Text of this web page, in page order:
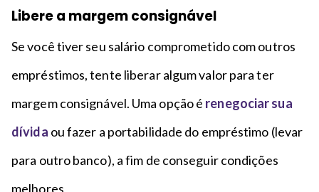
Libere a margem consignável
Se você tiver seu salário comprometido com outros
empréstimos, tente liberar algum valor para ter
margem consignável. Uma opção é renegociar sua
dívida ou fazer a portabilidade do empréstimo (levar
para outro banco), a fim de conseguir condições
melhores.